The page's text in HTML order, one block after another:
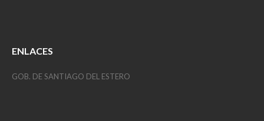
ENLACES
GOB. DE SANTIAGO DEL ESTERO